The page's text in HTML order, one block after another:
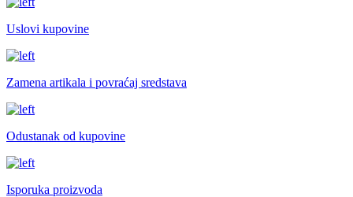
Uslovi kupovine
Zamena artikala i povraćaj sredstava
Odustanak od kupovine
Isporuka proizvoda